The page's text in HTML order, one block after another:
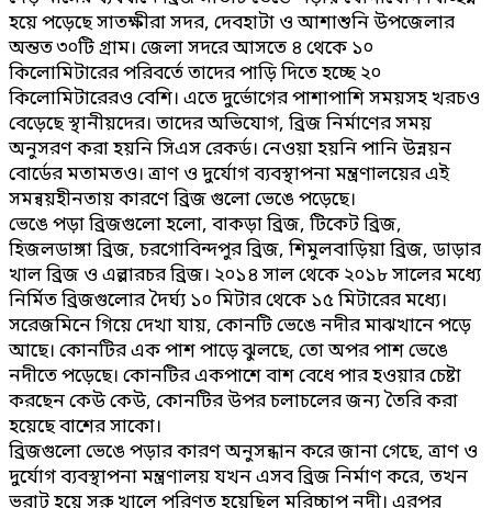
হয়ে পড়েছে সাতক্ষীরা সদর, দেবহাটা ও আশাশুনি উপজেলার
অন্তত ৩০টি গ্রাম। জেলা সদরে আসতে ৪ থেকে ১০
কিলোমিটারের পরিবর্তে তাদের পাড়ি দিতে হচ্ছে ২০
কিলোমিটারেরও বেশি। এতে দুর্ভোগের পাশাপাশি সময়সহ খরচও
বেড়েছে স্থানীয়দের। তাদের অভিযোগ, ব্রিজ নির্মাণের সময়
অনুসরণ করা হয়নি সিএস রেকর্ড। নেওয়া হয়নি পানি উন্নয়ন
বোর্ডের মতামতও। ত্রাণ ও দুর্যোগ ব্যবস্থাপনা মন্ত্রণালয়ের এই
সমন্বয়হীনতায় কারণে ব্রিজ গুলো ভেঙে পড়েছে।
ভেঙে পড়া ব্রিজগুলো হলো, বাকড়া ব্রিজ, টিকেট ব্রিজ,
হিজলডাঙ্গা ব্রিজ, চরগোবিন্দপুর ব্রিজ, শিমুলবাড়িয়া ব্রিজ, ডাড়ার
খাল ব্রিজ ও এল্লারচর ব্রিজ। ২০১৪ সাল থেকে ২০১৮ সালের মধ্যে
নির্মিত ব্রিজগুলোর দৈর্ঘ্য ১০ মিটার থেকে ১৫ মিটারের মধ্যে।
সরেজমিনে গিয়ে দেখা যায়, কোনটি ভেঙে নদীর মাঝখানে পড়ে
আছে। কোনটির এক পাশ পাড়ে ঝুলছে, তো অপর পাশ ভেঙে
নদীতে পড়েছে। কোনটির একপাশে বাশ বেধে পার হওয়ার চেষ্টা
করছেন কেউ কেউ, কোনটির উপর চলাচলের জন্য তৈরি করা
হয়েছে বাশের সাকো।
ব্রিজগুলো ভেঙে পড়ার কারণ অনুসন্ধান করে জানা গেছে, ত্রাণ ও
দুর্যোগ ব্যবস্থাপনা মন্ত্রণালয় যখন এসব ব্রিজ নির্মাণ করে, তখন
ভরাট হয়ে সরু খালে পরিণত হয়েছিল মরিচ্চাপ নদী। এরপর